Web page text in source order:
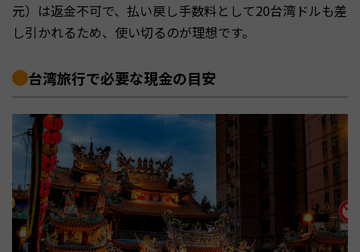
元）は返金不可で、払い戻し手数料として20台湾ドルも差
し引かれるため、使い切るのが理想です。
台湾旅行で必要な現金の目安